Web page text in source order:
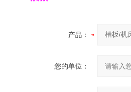
产品：
您的单位：